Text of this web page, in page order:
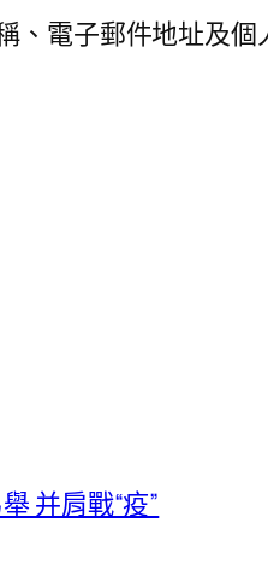
、電子郵件地址及
并肩戰“疫”